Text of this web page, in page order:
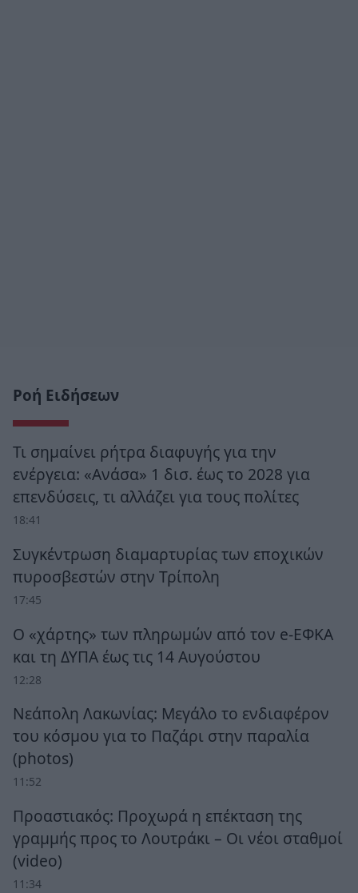
Ροή Ειδήσεων
Τι σημαίνει ρήτρα διαφυγής για την
ενέργεια: «Ανάσα» 1 δισ. έως το 2028 για
επενδύσεις, τι αλλάζει για τους πολίτες
18:41
Συγκέντρωση διαμαρτυρίας των εποχικών
πυροσβεστών στην Τρίπολη
17:45
Ο «χάρτης» των πληρωμών από τον e-ΕΦΚΑ
και τη ΔΥΠΑ έως τις 14 Αυγούστου
12:28
Νεάπολη Λακωνίας: Μεγάλο το ενδιαφέρον
του κόσμου για το Παζάρι στην παραλία
(photos)
11:52
Προαστιακός: Προχωρά η επέκταση της
γραμμής προς το Λουτράκι – Οι νέοι σταθμοί
(video)
11:34